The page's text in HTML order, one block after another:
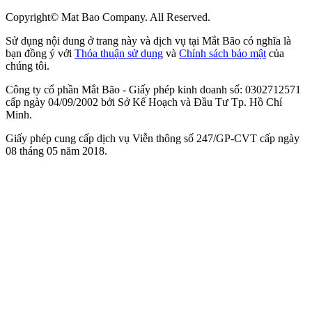
Copyright© Mat Bao Company. All Reserved.
Sử dụng nội dung ở trang này và dịch vụ tại Mắt Bão có nghĩa là
bạn đồng ý với Thỏa thuận sử dụng và Chính sách bảo mật của
chúng tôi.
Công ty cổ phần Mắt Bão - Giấy phép kinh doanh số: 0302712571
cấp ngày 04/09/2002 bởi Sở Kế Hoạch và Đầu Tư Tp. Hồ Chí
Minh.
Giấy phép cung cấp dịch vụ Viễn thông số 247/GP-CVT cấp ngày
08 tháng 05 năm 2018.